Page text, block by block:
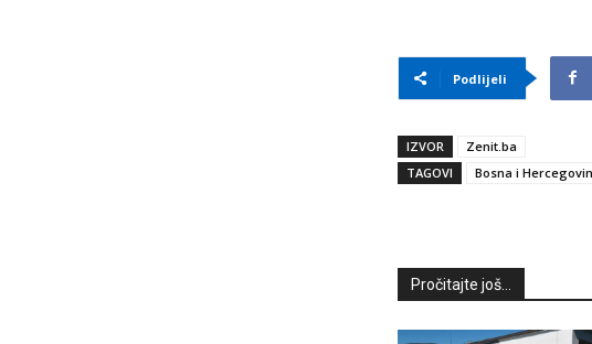
Podlijeli
IZVOR
Zenit.ba
TAGOVI
Bosna i
Pročitajte još...